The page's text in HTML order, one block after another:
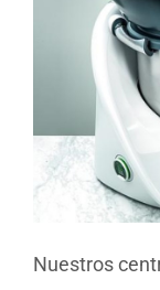
Nuestros